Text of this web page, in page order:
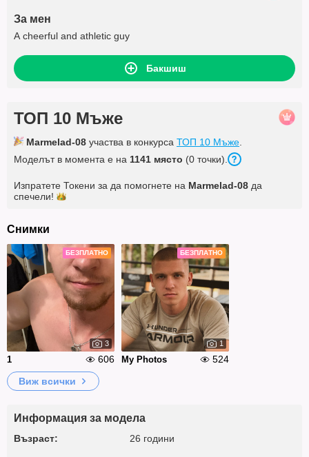
За мен
A cheerful and athletic guy
Бакшиш
ТОП 10 Мъже
Marmelad-08 участва в конкурса ТОП 10 Мъже
Моделът в момента е на 1141 място (0 точки).
Изпратете Токени за да помогнете на Marmelad-08 да
спечели!
Снимки
БЕЗПЛАТНО
3
1 606
БЕЗПЛАТНО
1
My Photos
524
Виж всички
Информация за модела
Възраст: 26 години